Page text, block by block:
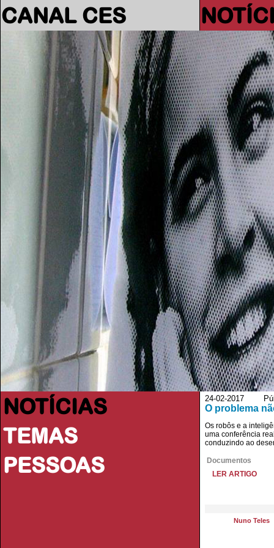
CANAL CES
NOTÍCIAS
TEMAS
PESSOAS
24-02-2017
O problema
Os robôs e a
uma conferência
conduzindo ao
Documentos
LER ARTIGO
Nuno Teles